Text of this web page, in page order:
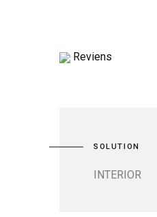
Reviens
SOLUTION
INTERIOR